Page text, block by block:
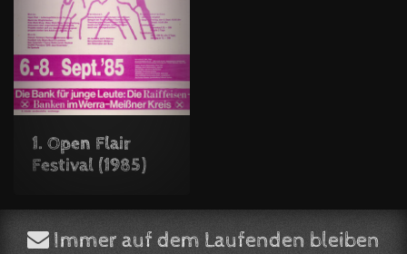
1. Open Flair
Festival (1985)
Immer auf dem Laufenden bleiben